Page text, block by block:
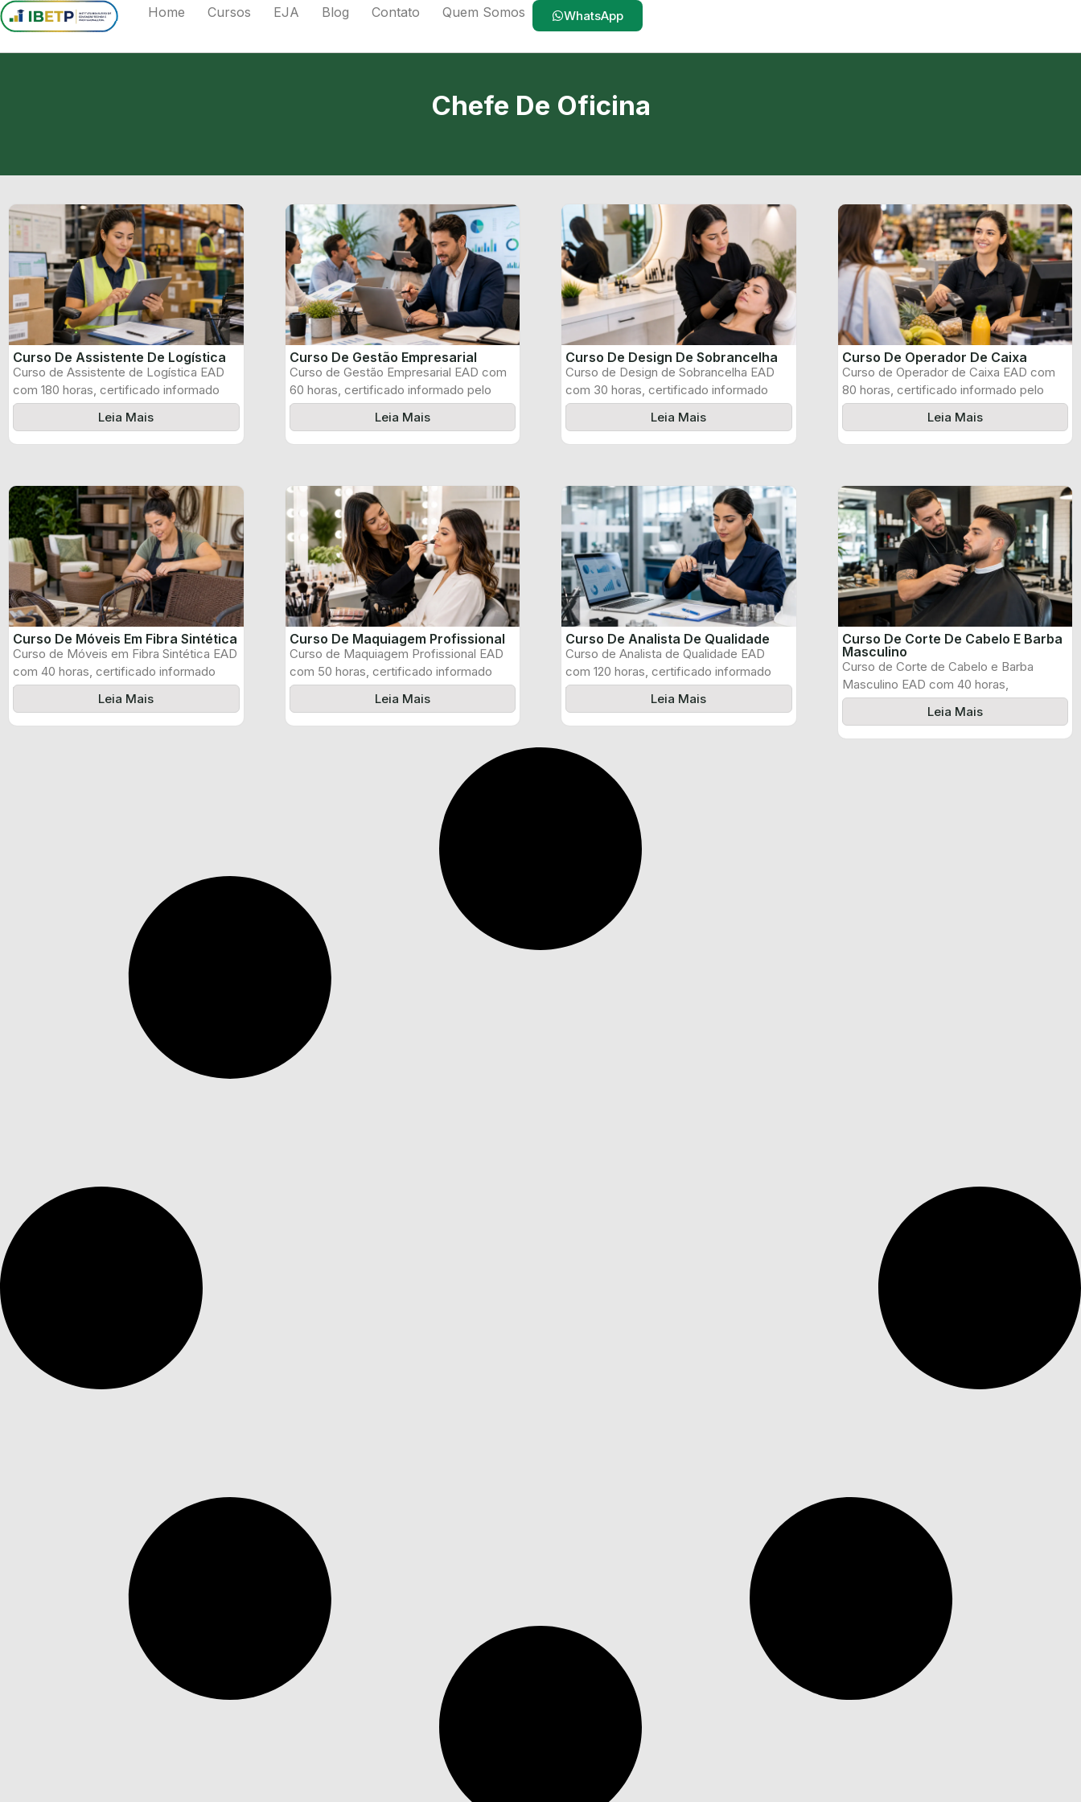
Home Cursos EJA Blog Contato Quem Somos WhatsApp
Chefe De Oficina
Curso De Assistente De Logística
Curso de Assistente de Logística EAD
com 180 horas, certificado informado
pelo produtor ...
Leia Mais
Curso De Gestão Empresarial
Curso de Gestão Empresarial EAD com
60 horas, certificado informado pelo
produtor e ...
Leia Mais
Curso De Design De Sobrancelha
Curso de Design de Sobrancelha EAD
com 30 horas, certificado informado
pelo produtor ...
Leia Mais
Curso De Operador De Caixa
Curso de Operador de Caixa EAD com
80 horas, certificado informado pelo
produtor ...
Leia Mais
Curso De Móveis Em Fibra Sintética
Curso de Móveis em Fibra Sintética EAD
com 40 horas, certificado informado
pelo ...
Leia Mais
Curso De Maquiagem Profissional
Curso de Maquiagem Profissional EAD
com 50 horas, certificado informado
pelo produtor e ...
Leia Mais
Curso De Analista De Qualidade
Curso de Analista de Qualidade EAD
com 120 horas, certificado informado
pelo produtor ...
Leia Mais
Curso De Corte De Cabelo E Barba
Masculino
Curso de Corte de Cabelo e Barba
Masculino EAD com 40 horas,
certificado ...
Leia Mais